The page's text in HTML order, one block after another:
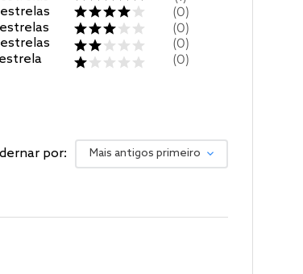
estrelas
estrelas
estrelas
estrela
0
0
0
0
por: Mais antigos primeiro